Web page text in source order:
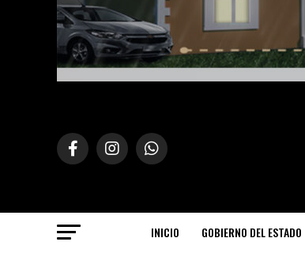
INICIO GOBIERNO DEL ESTADO